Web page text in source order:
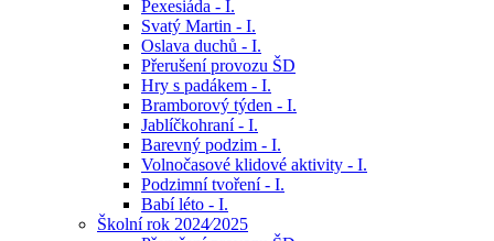
Pexesiáda - I.
Svatý Martin - I.
Oslava duchů - I.
Přerušení provozu ŠD
Hry s padákem - I.
Bramborový týden - I.
Jablíčkohraní - I.
Barevný podzim - I.
Volnočasové klidové aktivity - I.
Podzimní tvoření - I.
Babí léto - I.
Školní rok 2024⁄2025